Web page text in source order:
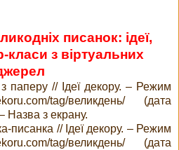
писанок: ідеї,
з віртуальних
л
паперу // Ідеї декору. – Режим
tag/великдень/ (дата
Назва з екрану.
писанка // Ідеї декору. – Режим
tag/великдень/ (дата